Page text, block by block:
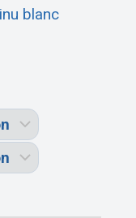
blanc